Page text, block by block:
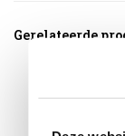
Gerelateerde